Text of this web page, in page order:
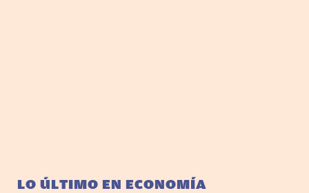
LO ÚLTIMO EN ECONOMÍA